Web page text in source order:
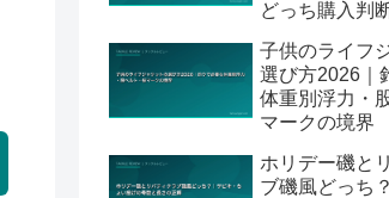
どっち購入判
子供のライフ
選び方2026｜
体重別浮力・
マークの境界
ホリデー磯と
ブ磯風どっち